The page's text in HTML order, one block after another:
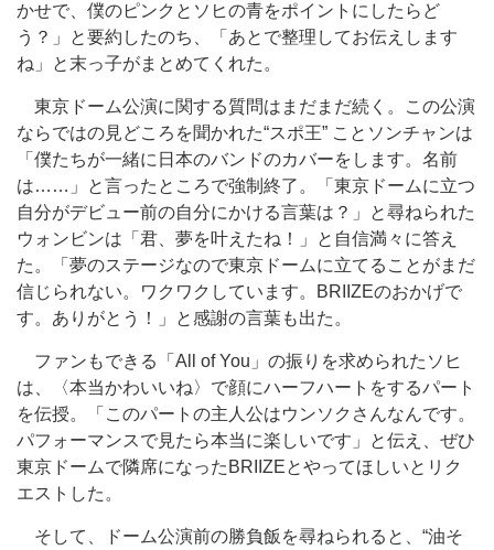
かせで、僕のピンクとソヒの青をポイントにしたらど
う？」と要約したのち、「あとで整理してお伝えします
ね」と末っ子がまとめてくれた。
東京ドーム公演に関する質問はまだまだ続く。この公演
ならではの見どころを聞かれた“スポ王” ことソンチャンは
「僕たちが一緒に日本のバンドのカバーをします。名前
は……」と言ったところで強制終了。「東京ドームに立つ
自分がデビュー前の自分にかける言葉は？」と尋ねられた
ウォンビンは「君、夢を叶えたね！」と自信満々に答え
た。「夢のステージなので東京ドームに立てることがまだ
信じられない。ワクワクしています。BRIIZEのおかげで
す。ありがとう！」と感謝の言葉も出た。
ファンもできる「All of You」の振りを求められたソヒ
は、〈本当かわいいね〉で顔にハーフハートをするパート
を伝授。「このパートの主人公はウンソクさんなんです。
パフォーマンスで見たら本当に楽しいです」と伝え、ぜひ
東京ドームで隣席になったBRIIZEとやってほしいとリク
エストした。
そして、ドーム公演前の勝負飯を尋ねられると、“油そ